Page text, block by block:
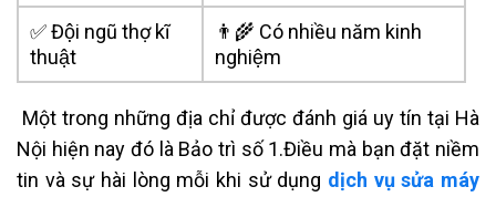
✅ Đội ngũ thợ kĩ
thuật
👨‍🌾 Có nhiều năm kinh
nghiệm
Một trong những địa chỉ được đánh giá uy tín tại Hà
Nội hiện nay đó là Bảo trì số 1.Điều mà bạn đặt niềm
tin và sự hài lòng mỗi khi sử dụng dịch vụ sửa máy